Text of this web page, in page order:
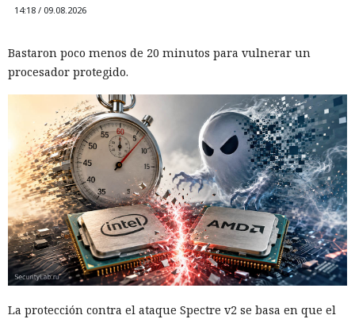
14:18 / 09.08.2026
Bastaron poco menos de 20 minutos para vulnerar un
procesador protegido.
La protección contra el ataque Spectre v2 se basa en que el